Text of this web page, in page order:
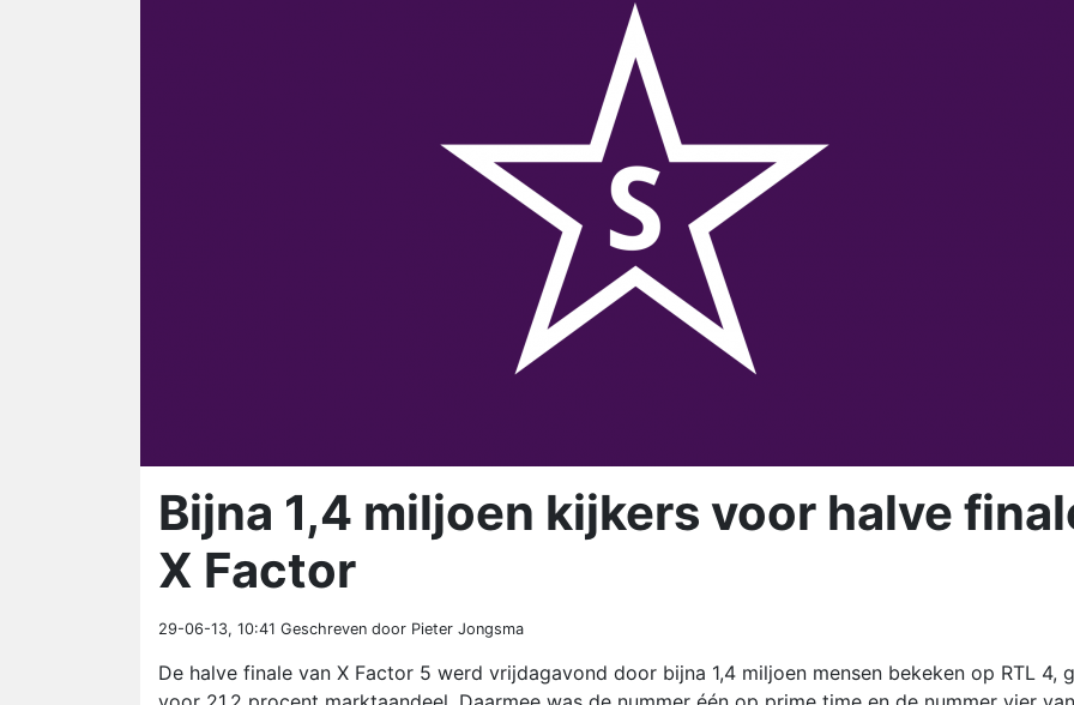
Bijna 1,4 miljoen kijkers voor halve
X Factor
29-06-13, 10:41 Geschreven door Pieter Jongsma
De halve finale van X Factor 5 werd vrijdagavond door bijna 1,4 miljoen mensen bekeken op RTL 4,